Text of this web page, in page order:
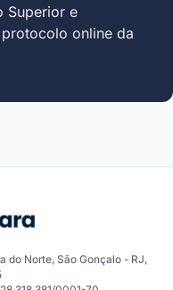
Superior e
online da
do Norte, São Gonçalo - RJ,